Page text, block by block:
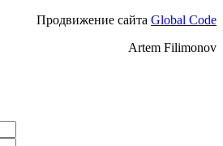
Продвижение сайта Global Code
Artem Filimonov